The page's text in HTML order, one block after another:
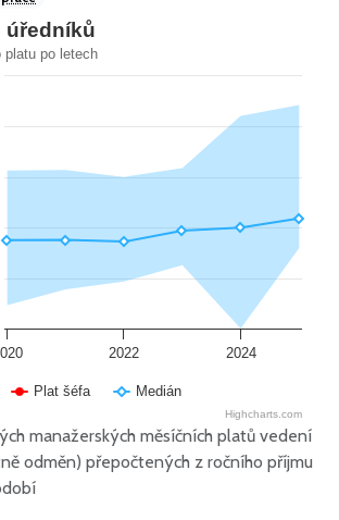
úředníků
platu po letech
Plat šéfa Medián
2022 2024
Highcharts.com
manažerských měsíčních platů vedení
odměn) přepočtených z ročního příjmu